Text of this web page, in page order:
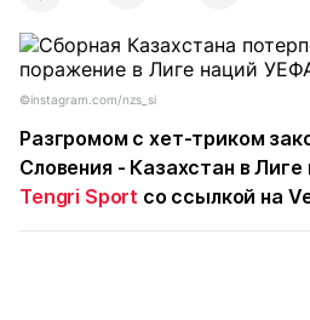
©instagram.com/nzs_si
Разгромом с хет-триком
Словения - Казахстан в
Tengri Sport со ссылкой на